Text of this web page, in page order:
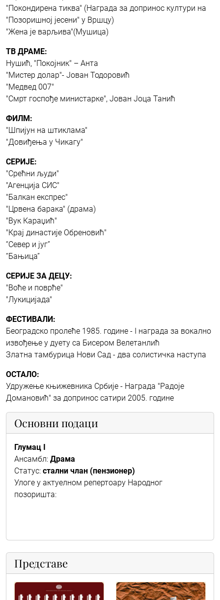
"Покондирена тиква" (Награда за допринос култури на
"Позоришној јесени" у Вршцу)
"Жена је варљива"(Мушица)
ТВ ДРАМЕ:
Нушић, "Покојник" – Анта
"Мистер долар"- Јован Тодоровић
"Медвед 007"
"Смрт госпође министарке", Јован Јоца Танић
ФИЛМ:
"Шпијун на штиклама"
"Довиђења у Чикагу"
СЕРИЈЕ:
"Срећни људи"
"Агенција СИС"
"Балкан експрес"
"Црвена барака" (драма)
"Вук Караџић"
"Крај династије Обреновић"
“Север и југ”
“Бањица”
СЕРИЈЕ ЗА ДЕЦУ:
"Воће и поврће"
"Лукицијада"
ФЕСТИВАЛИ:
Београдско пролеће 1985. године - I награда за вокално
извођење у дуету са Бисером Велетанлић
Златна тамбурица Нови Сад - два солистичка наступа
ОСТАЛО:
Удружење књижевника Србије - Награда "Радоје
Домановић" за допринос сатири 2005. године
Основни подаци
Глумац I
Ансамбл: Драма
Статус: стални члан (пензионер)
Улоге у актуелном репертоару Народног
позоришта:
Представе